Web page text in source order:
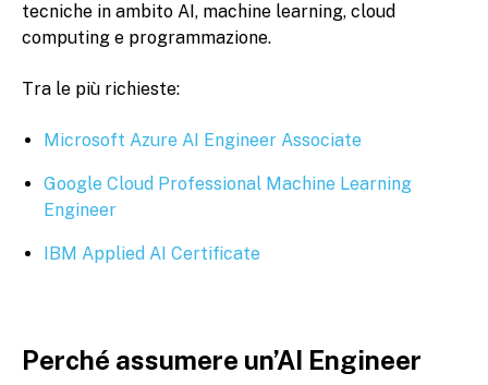
tecniche in ambito AI, machine learning, cloud
computing e programmazione.
Tra le più richieste:
Microsoft Azure AI Engineer Associate
Google Cloud Professional Machine Learning
Engineer
IBM Applied AI Certificate
Perché assumere un’AI Engineer